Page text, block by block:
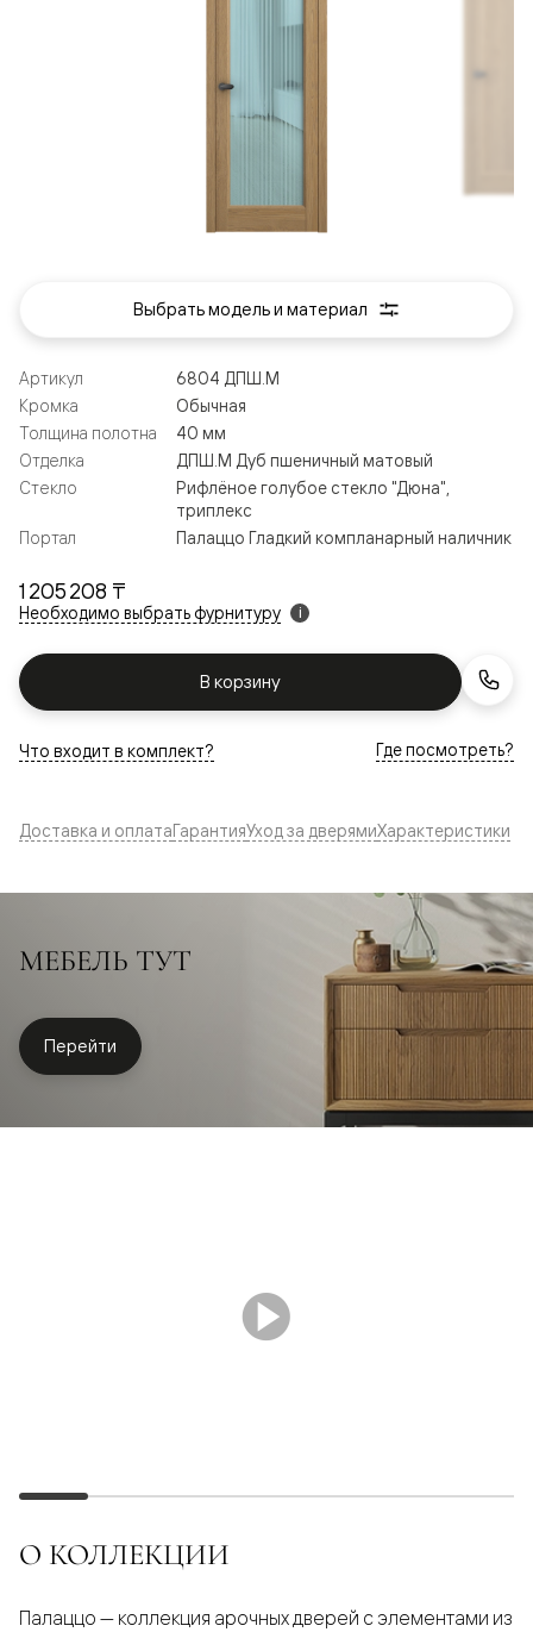
1 205 208 ₸
Необходимо выбрать фурнитуру i
В корзину
Артикул
6804 ДПШ.М
Кромка
Обычная
Толщина полотна
40 мм
Отделка
ДПШ.М Дуб пшеничный матовый
Стекло
Рифлёное голубое стекло "Дюна",
триплекс
Портал
Палаццо Гладкий компланарный наличник
Что входит в комплект? Где посмотреть?
Выбрать модель и материал
Доставка и оплатаГарантияУход за дверямиХарактеристики
МЕБЕЛЬ ТУТ
Перейти
О КОЛЛЕКЦИИ
Палаццо — коллекция арочных дверей с элементами из